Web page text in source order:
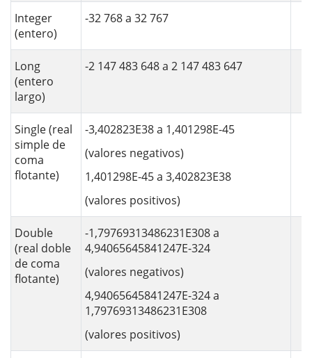
Integer
(entero)
-32 768 a 32 767
Long
(entero
largo)
-2 147 483 648 a 2 147 483 647
Single (real
simple de
coma
flotante)
-3,402823E38 a 1,401298E-45
(valores negativos)
1,401298E-45 a 3,402823E38
(valores positivos)
Double
(real doble
de coma
flotante)
-1,79769313486231E308 a
4,94065645841247E-324
(valores negativos)
4,94065645841247E-324 a
1,79769313486231E308
(valores positivos)